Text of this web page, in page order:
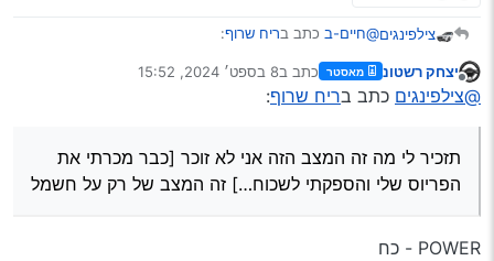
צילפינגים@חיים-ב כתב בריח שרוף:
על מצב POWER
תזכיר לי מה זה המצב הזה אני לא זוכר [כבר מכרתי את
הפריוס שלי והספקתי לשכוח…] זה המצב של רק על
חשמל?
מנותק
יצחק רשטונ מאסטר כתב ב8 בספט׳ 2024, 15:52
נערך לאחרונה על ידי
@צילפינגים כתב בריח שרוף:
תזכיר לי מה זה המצב הזה אני לא זוכר [כבר מכרתי את
הפריוס שלי והספקתי לשכוח…] זה המצב של רק על חשמל
POWER - כח